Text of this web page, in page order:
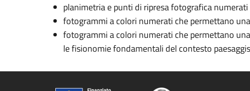
planimetria e punti di ripresa fotografica numerati
fotogrammi a colori numerati che permettano
fotogrammi a colori numerati che permettano
le fisionomie fondamentali del contesto